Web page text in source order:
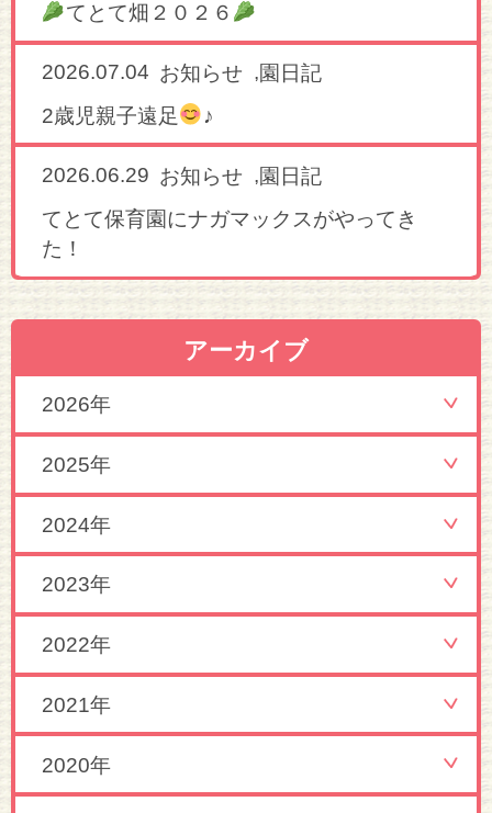
てとて畑２０２６
2026.07.04 お知らせ ,園日記
2歳児親子遠足
♪
2026.06.29 お知らせ ,園日記
てとて保育園にナガマックスがやってき
た！
アーカイブ
2026年
2025年
2024年
2023年
2022年
2021年
2020年